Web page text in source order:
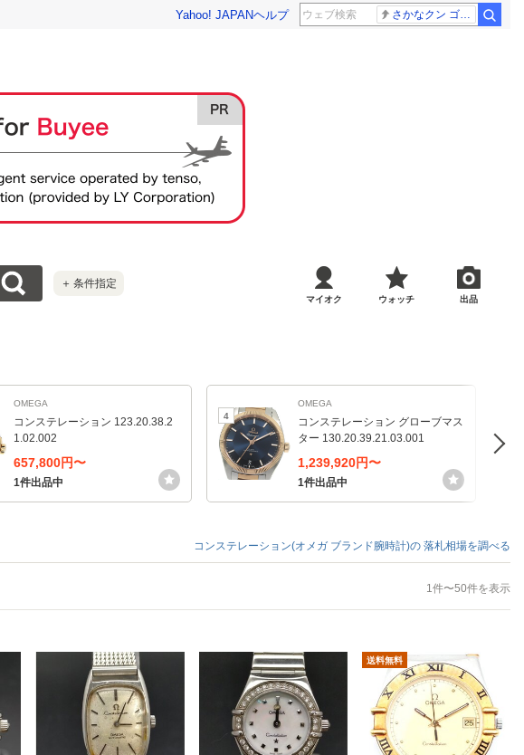
Yahoo! JAPANヘルプ さかなクン ゴールデンタッグ
＋ 条件指定
マイオク ウォッチ 出品
OMEGA
コンステレーション 123.20.38.2
1.02.002
657,800円〜
1件出品中
4
OMEGA
コンステレーション グローブマス
ター 130.20.39.21.03.001
1,239,920円〜
1件出品中
コンステレーション(オメガ ブランド腕時計)の 落札相場を調べる
1件〜50件を表示
送料無料